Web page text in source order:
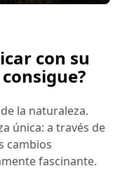
con su
la naturaleza.
única: a través de
cambios
fascinante.